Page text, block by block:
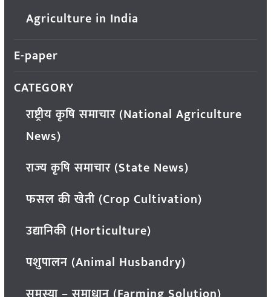
Agriculture in India
E-paper
CATEGORY
राष्ट्रीय कृषि समाचार (National Agriculture
News)
राज्य कृषि समाचार (State News)
फसल की खेती (Crop Cultivation)
उद्यानिकी (Horticulture)
पशुपालन (Animal Husbandry)